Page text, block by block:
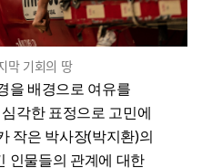
막 기회의 땅
을 배경으로 여유를
각한 표정으로 고민에
작은 박사장(박지환)의
인물들의 관계에 대한